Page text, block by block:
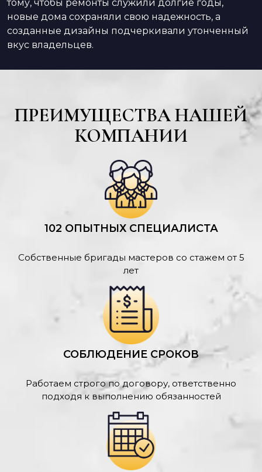
тому, чтобы ремонты служили долгие годы,
новые дома сохраняли свою надежность, а
созданные дизайны подчеркивали утонченный
вкус владельцев.
ПРЕИМУЩЕСТВА НАШЕЙ
КОМПАНИИ
102 ОПЫТНЫХ СПЕЦИАЛИСТА
Собственные бригады мастеров со стажем от 5
лет
СОБЛЮДЕНИЕ СРОКОВ
Работаем строго по договору, ответственно
подходя к выполнению обязанностей